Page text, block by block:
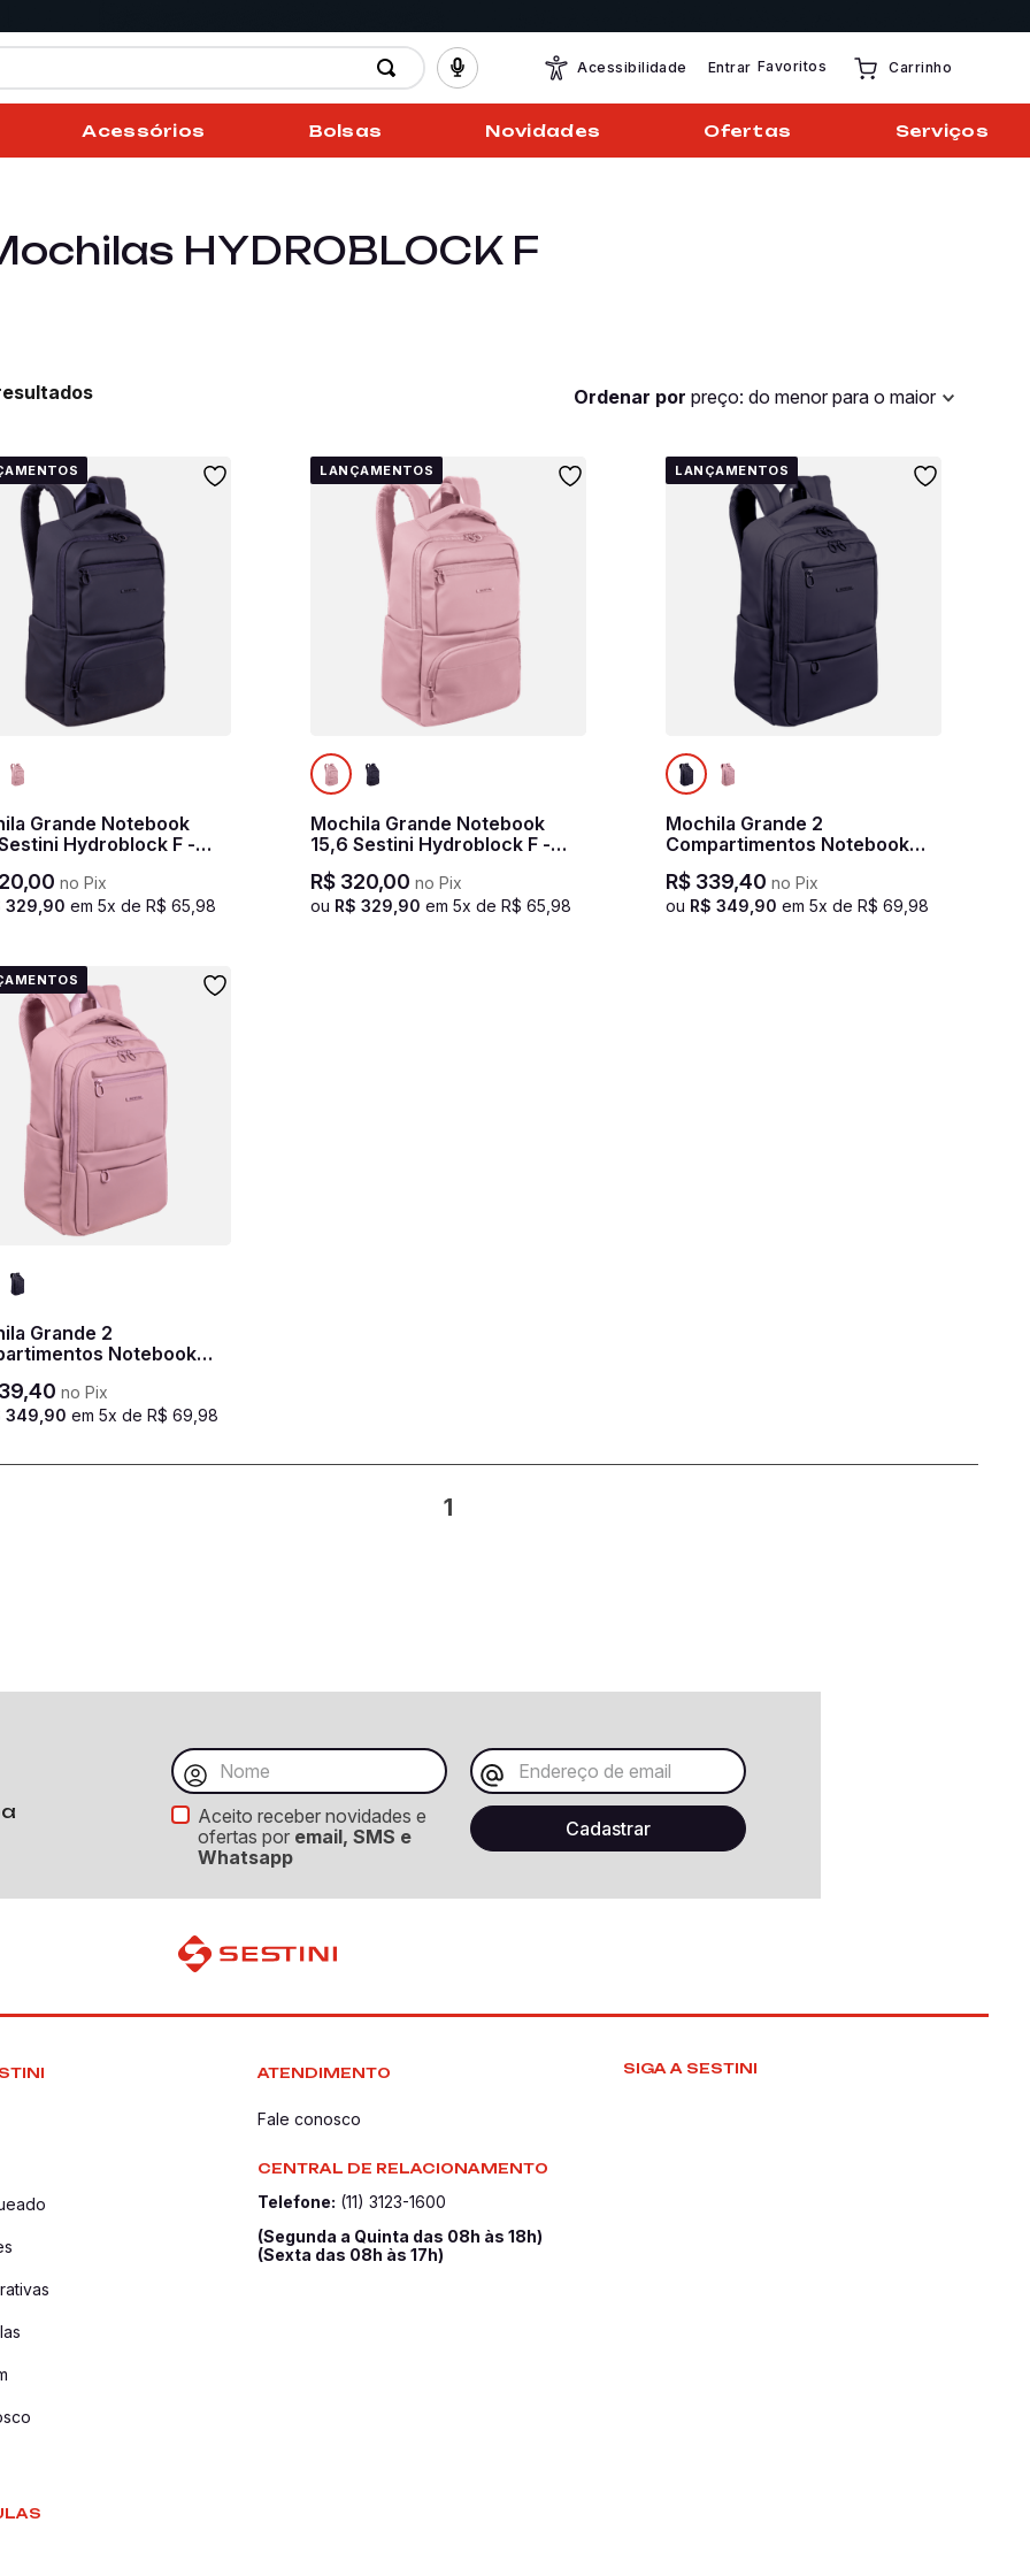
Acessibilidade Entrar Favoritos Carrinho
Acessórios Bolsas Novidades Ofertas Serviços
HYDROBLOCK F
Ordenar por preço: do menor para o maior
Grande Notebook
Hydroblock F -
,00 no Pix
329 90 em5x deR$ 65 ,98
LANÇAMENTOS
Mochila Grande Notebook
15,6 Sestini Hydroblock F -
Rosa
R$ 320,00 no Pix
ou R$ 329 90 em5x deR$ 65 ,98
LANÇAMENTOS
Mochila Grande 2
Compartimentos Notebook
15,6 Sestini Hydroblock F -
Azul
R$ 339,40 no Pix
ou R$ 349 90 em5x deR$ 69 ,98
Grande 2
Notebook
Sestini Hydroblock F -
,40 no Pix
349 90 em5x deR$ 69 ,98
1
Aceito receber novidades e
ofertas por email, SMS e
Whatsapp
ATENDIMENTO
Fale conosco
CENTRAL DE RELACIONAMENTO
Telefone: (11) 3123-1600
(Segunda a Quinta das 08h às 18h)
(Sexta das 08h às 17h)
SIGA A SESTINI